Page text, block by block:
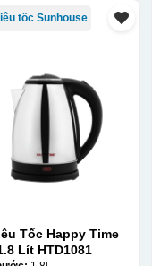
NHƯỢC ĐIỂM
riêng biệt.
tốc Sunhouse
Tốc Happy Time
Lít HTD1081